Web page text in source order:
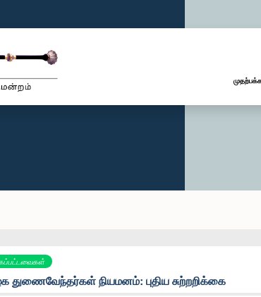
துணைவேந்தர்கள் நியமனம்: புதிய சுற்றறிக்கை